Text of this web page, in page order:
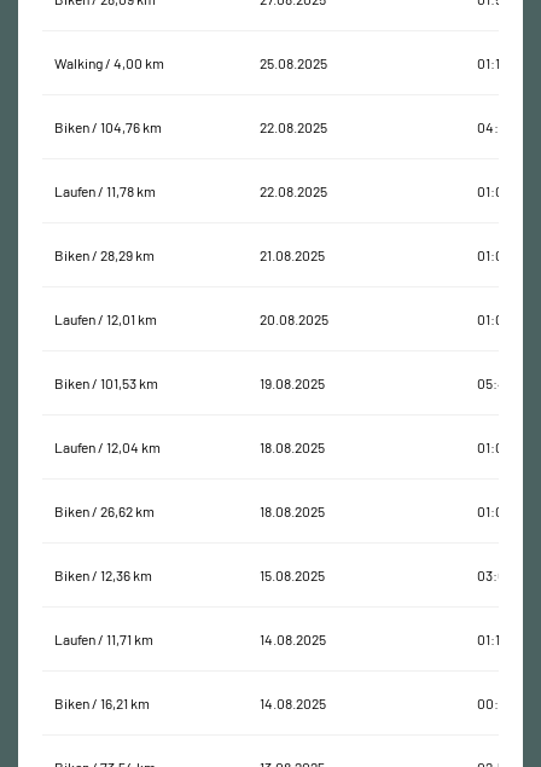
Walking / 4,00 km 25.08.2025 01:17:47
Biken / 104,76 km 22.08.2025 04:32:34
Laufen / 11,78 km 22.08.2025 01:09:22
Biken / 28,29 km 21.08.2025 01:02:34
Laufen / 12,01 km 20.08.2025 01:06:38
Biken / 101,53 km 19.08.2025 05:43:19
Laufen / 12,04 km 18.08.2025 01:00:19
Biken / 26,62 km 18.08.2025 01:02:12
Biken / 12,36 km 15.08.2025 03:04:48
Laufen / 11,71 km 14.08.2025 01:13:12
Biken / 16,21 km 14.08.2025 00:40:45